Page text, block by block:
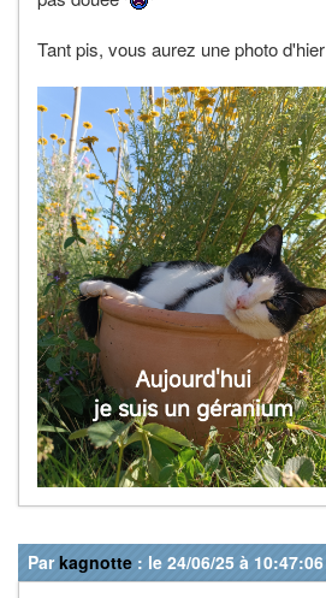
Tant pis, vous aurez une photo d'hier
Parkagnotte : le 24/06/25 à 10:47:06